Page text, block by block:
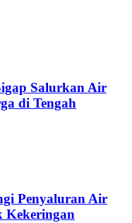
Salurkan Air
di Tengah
Penyaluran Air
Kekeringan